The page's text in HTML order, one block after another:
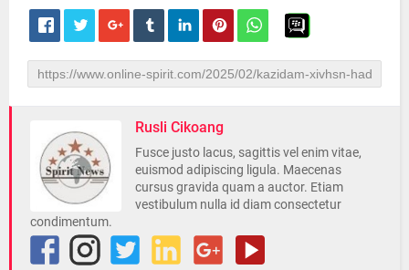
Rusli Cikoang
Fusce justo lacus, sagittis vel enim vitae,
euismod adipiscing ligula. Maecenas
cursus gravida quam a auctor. Etiam
vestibulum nulla id diam consectetur
condimentum.